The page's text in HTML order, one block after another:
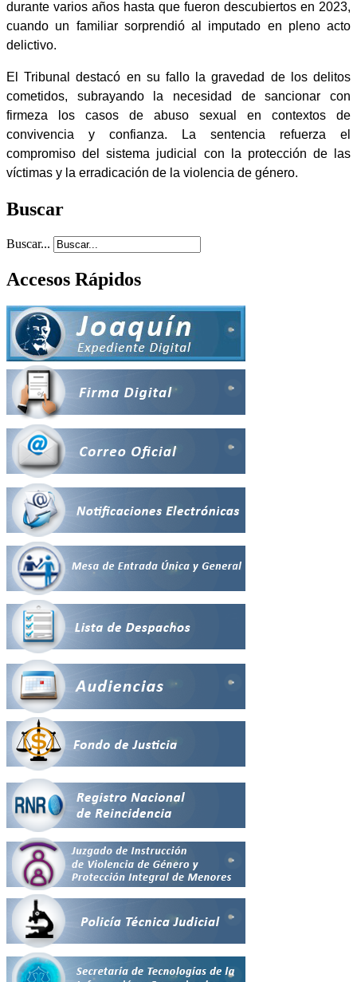
durante varios años hasta que fueron descubiertos en 2023,
cuando un familiar sorprendió al imputado en pleno acto
delictivo.
El Tribunal destacó en su fallo la gravedad de los delitos
cometidos, subrayando la necesidad de sancionar con
firmeza los casos de abuso sexual en contextos de
convivencia y confianza. La sentencia refuerza el
compromiso del sistema judicial con la protección de las
víctimas y la erradicación de la violencia de género.
Buscar
Buscar...
Accesos Rápidos